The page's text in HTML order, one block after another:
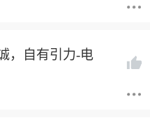
，自有引力-电